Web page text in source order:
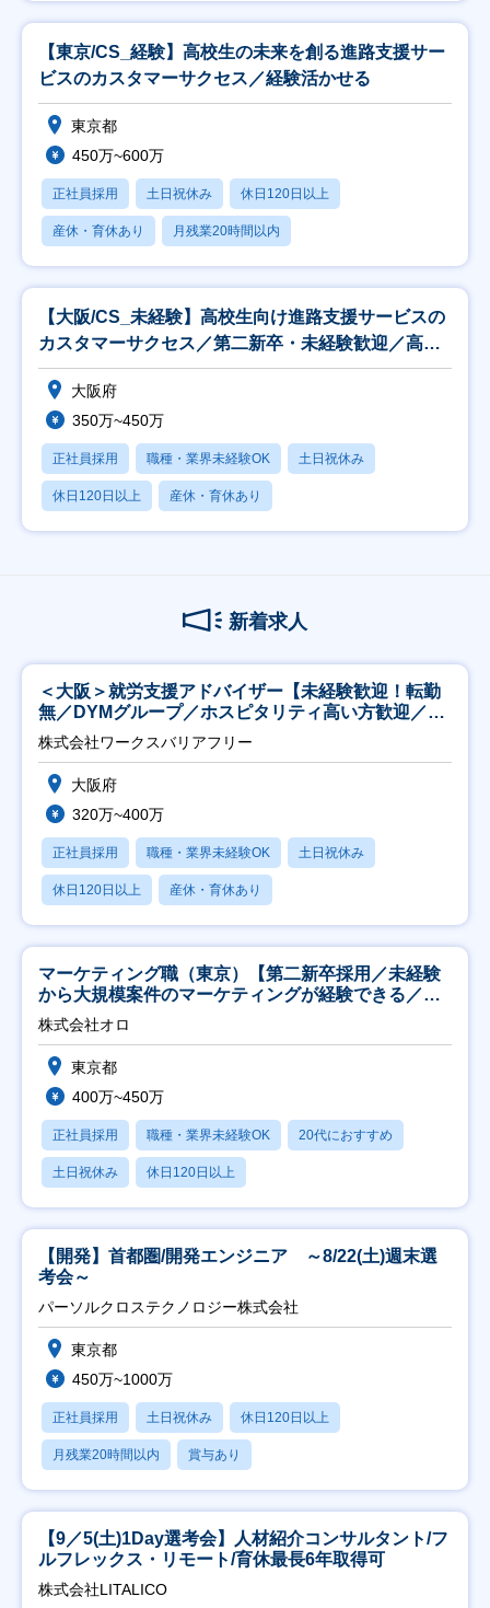
【東京/CS_経験】高校生の未来を創る進路支援サー
ビスのカスタマーサクセス／経験活かせる
東京都
450万~600万
正社員採用 土日祝休み 休日120日以上
産休・育休あり 月残業20時間以内
【大阪/CS_未経験】高校生向け進路支援サービスの
カスタマーサクセス／第二新卒・未経験歓迎／高卒
就活
大阪府
350万~450万
正社員採用 職種・業界未経験OK 土日祝休み
休日120日以上 産休・育休あり
新着求人
＜大阪＞就労支援アドバイザー【未経験歓迎！転勤
無／DYMグループ／ホスピタリティ高い方歓迎／土
日祝】
株式会社ワークスバリアフリー
大阪府
320万~400万
正社員採用 職種・業界未経験OK 土日祝休み
休日120日以上 産休・育休あり
マーケティング職（東京）【第二新卒採用／未経験
から大規模案件のマーケティングが経験できる／研
修充実】
株式会社オロ
東京都
400万~450万
正社員採用 職種・業界未経験OK 20代におすすめ
土日祝休み 休日120日以上
【開発】首都圏/開発エンジニア ～8/22(土)週末選
考会～
パーソルクロステクノロジー株式会社
東京都
450万~1000万
正社員採用 土日祝休み 休日120日以上
月残業20時間以内 賞与あり
【9／5(土)1Day選考会】人材紹介コンサルタント/フ
ルフレックス・リモート/育休最長6年取得可
株式会社LITALICO